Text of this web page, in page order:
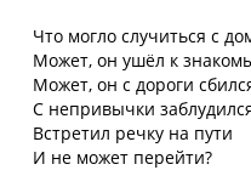
Что могло случиться с
Может, он ушёл к
Может, он с дороги
С непривычки
Встретил речку на пути
И не может перейти?